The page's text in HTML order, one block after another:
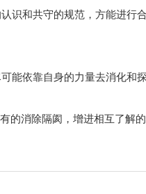
识和共守的规范，方能进行合
能依靠自身的力量去消化和
的消除隔阂，增进相互了解